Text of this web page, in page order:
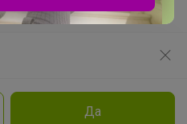
Да
сайт и нажимая кнопку